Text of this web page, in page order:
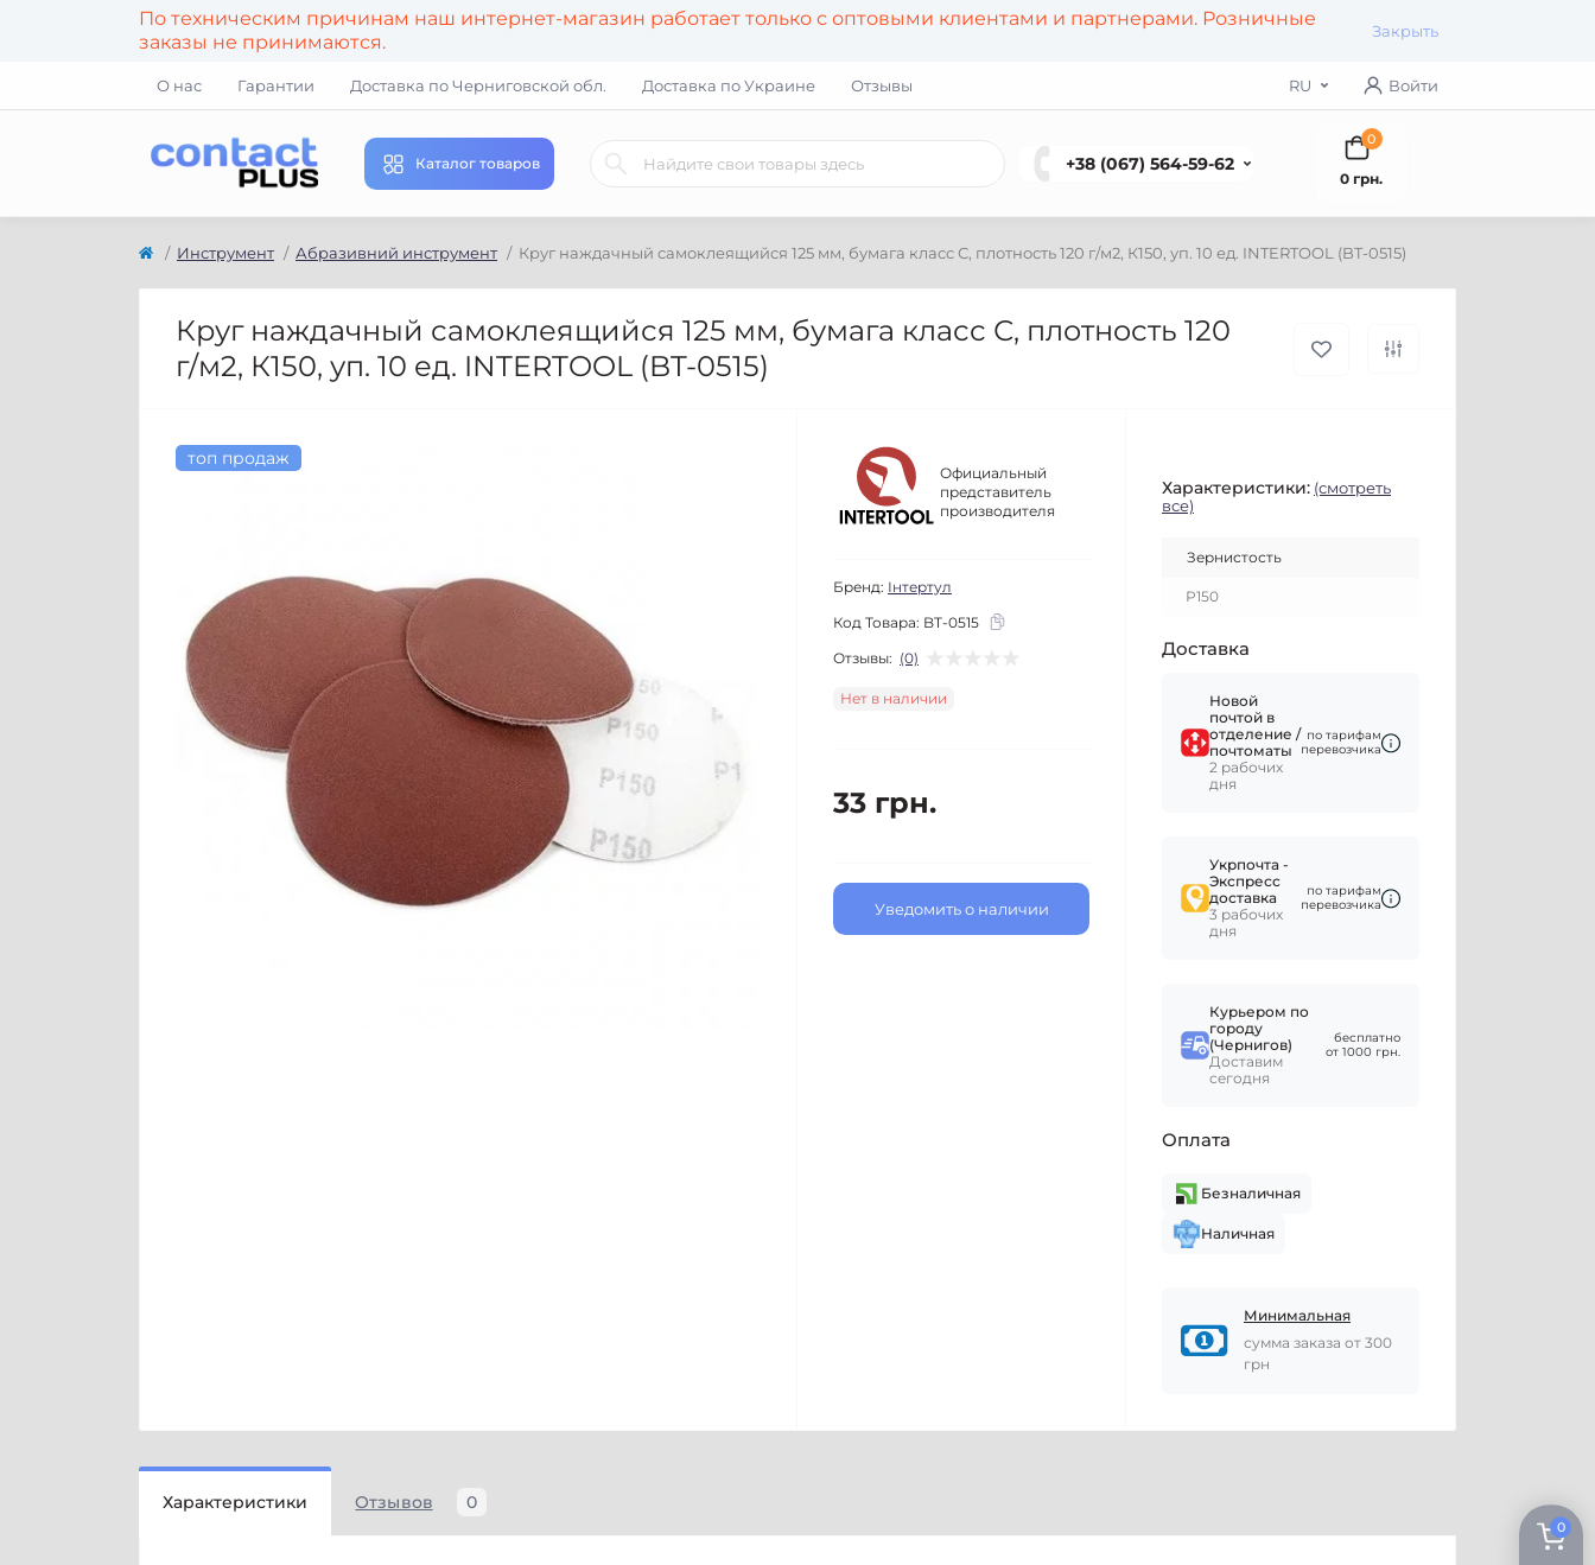
0
По техническим причинам наш интернет-магазин работает только с оптовыми клиентами и партнерами. Розничные
заказы не принимаются.
Закрыть
О нас Гарантии Доставка по Черниговской обл. Доставка по Украине Отзывы RU Войти
Каталог товаров +38 (067) 564-59-62
0
0 грн.
Инструмент Абразивний инструмент Круг наждачный самоклеящийся 125 мм, бумага класс С, плотность 120 г/м2, К150, уп. 10 ед. INTERTOOL (BT-0515)
Круг наждачный самоклеящийся 125 мм, бумага класс С, плотность 120
г/м2, К150, уп. 10 ед. INTERTOOL (BT-0515)
топ продаж
Официальный
представитель
производителя
Бренд: Інтертул
Код Товара: BT-0515
Отзывы: (0)
Нет в наличии
33 грн.
Уведомить о наличии
Характеристики: (смотреть
все)
Зернистость
Р150
Доставка
Новой
почтой в
отделение /
почтоматы
2 рабочих
дня
по тарифам
перевозчика
Укрпочта -
Экспресс
доставка
3 рабочих
дня
по тарифам
перевозчика
Курьером по
городу
(Чернигов)
Доставим
сегодня
бесплатно
от 1000 грн.
Оплата
Безналичная
Наличная
Минимальная
сумма заказа от 300
грн
Характеристики Отзывов 0